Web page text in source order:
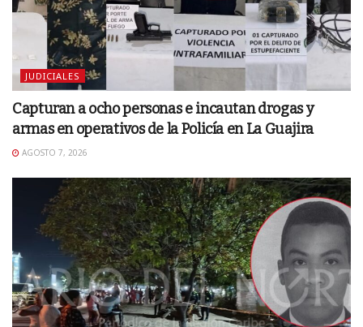
JUDICIALES
Capturan a ocho personas e incautan drogas y
armas en operativos de la Policía en La Guajira
AGOSTO 7, 2026